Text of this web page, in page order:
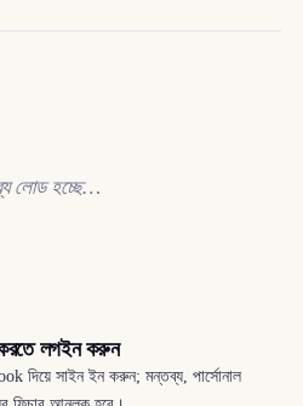
লোড হচ্ছে…
লগইন করুন
দিয়ে সাইন ইন করুন; মন্তব্য, পার্সোনাল